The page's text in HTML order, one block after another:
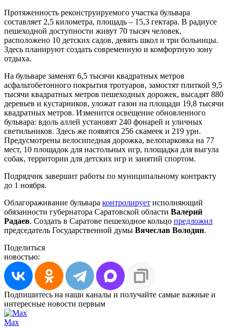
Протяженность реконструируемого участка бульвара
составляет 2,5 километра, площадь – 15,3 гектара. В радиусе
пешеходной доступности живут 70 тысяч человек,
расположено 10 детских садов, девять школ и три больницы.
Здесь планируют создать современную и комфортную зону
отдыха.
На бульваре заменят 6,5 тысячи квадратных метров
асфальтобетонного покрытия тротуаров, замостят плиткой 9,5
тысячи квадратных метров пешеходных дорожек, высадят 880
деревьев и кустарников, уложат газон на площади 19,8 тысячи
квадратных метров. Изменится освещение обновленного
бульвара: вдоль аллей установят 240 фонарей и уличных
светильников. Здесь же появятся 256 скамеек и 219 урн.
Предусмотрены велосипедная дорожка, велопарковка на 77
мест, 10 площадок для настольных игр, площадка для выгула
собак, территории для детских игр и занятий спортом.
Подрядчик завершит работы по муниципальному контракту
до 1 ноября.
Облагораживание бульвара контролирует исполняющий
обязанности губернатора Саратовской области Валерий
Радаев. Создать в Саратове пешеходное кольцо предложил
председатель Государственной думы Вячеслав Володин.
Поделиться
новостью:
Подпишитесь на наши каналы и получайте самые важные и
интересные новости первым
Max